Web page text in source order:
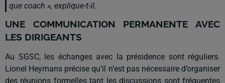
que coach », explique-t-il.
UNE COMMUNICATION PERMANENTE AVEC
LES DIRIGEANTS
Au SGSC, les échanges avec la présidence sont réguliers.
Lionel Heymans précise qu’il n’est pas nécessaire d’organiser
des réunions formelles tant les discussions sont fréquentes